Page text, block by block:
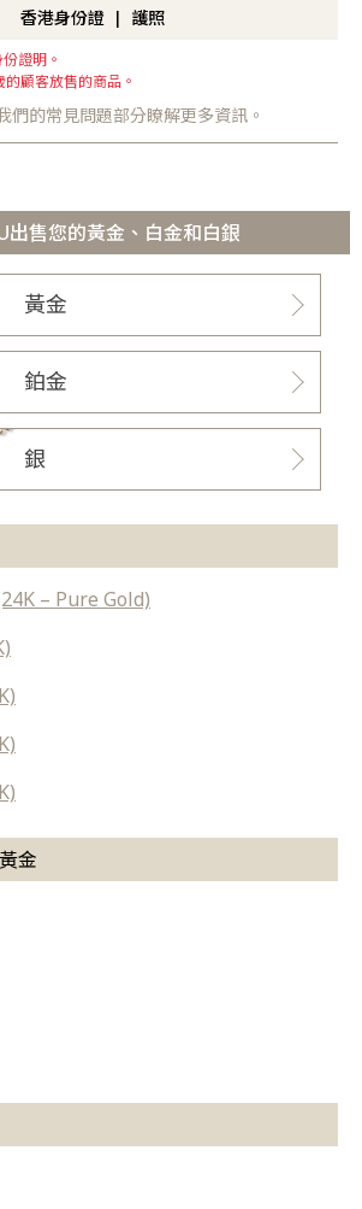
香港身份證 護照
證明。
顧客放售的商品。
們的常見問題部分瞭解更多資訊。
出售您的黃金、白金和白銀
黃金
鉑金
銀
– Pure Gold)
金